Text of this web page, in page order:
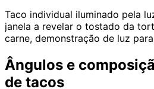
Taco individual iluminado pela
janela a revelar o tostado da
carne, demonstração de luz
Ângulos e
de tacos